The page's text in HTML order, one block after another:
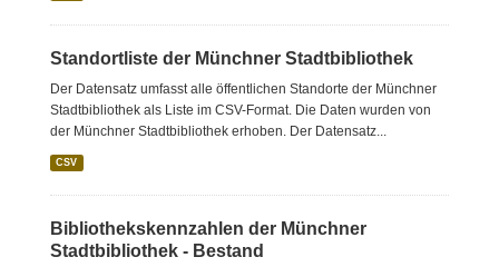
Standortliste der Münchner Stadtbibliothek
Der Datensatz umfasst alle öffentlichen Standorte der Münchner
Stadtbibliothek als Liste im CSV-Format. Die Daten wurden von
der Münchner Stadtbibliothek erhoben. Der Datensatz...
CSV
Bibliothekskennzahlen der Münchner
Stadtbibliothek - Bestand